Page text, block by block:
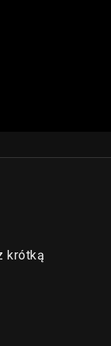
krótką